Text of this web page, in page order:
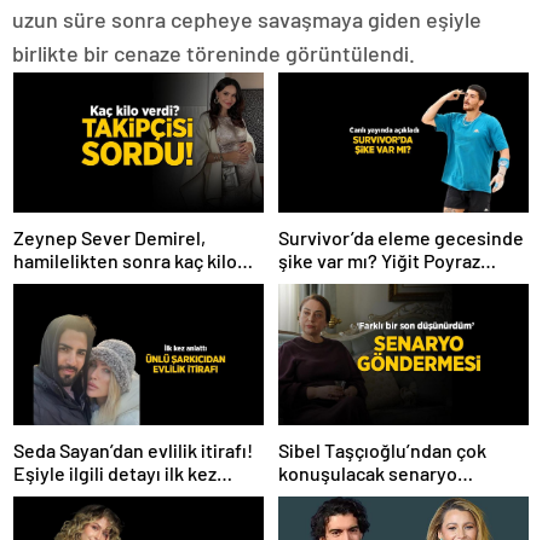
uzun süre sonra cepheye savaşmaya giden eşiyle
birlikte bir cenaze töreninde görüntülendi.
Zeynep Sever Demirel,
hamilelikten sonra kaç kilo
verdiğini açıkladı! ‘Yaza kadar
Survivor’da eleme gecesinde
şike var mı? Yiğit Poyraz
düelloda Volkan’la
yaşananları ilk kez anlattı!
Seda Sayan’dan evlilik itirafı!
Eşiyle ilgili detayı ilk kez
anlattı
Sibel Taşçıoğlu’ndan çok
konuşulacak senaryo
göndermesi! ‘Farklı bir son
düşünürdüm’